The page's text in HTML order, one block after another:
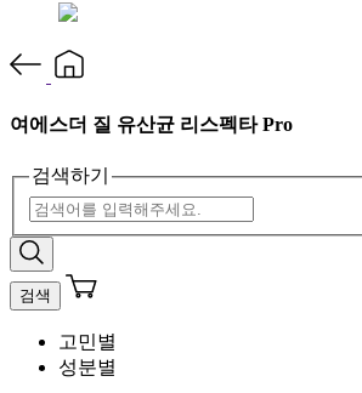
여에스더 질 유산균 리스펙타 Pro
검색하기
검색
고민별
성분별